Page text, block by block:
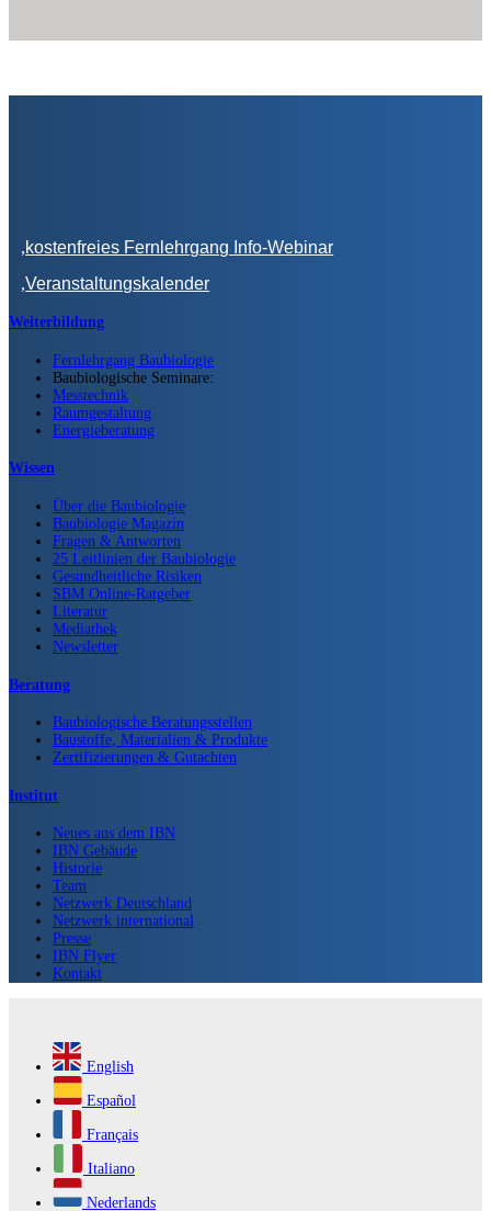
kostenfreies Fernlehrgang Info-Webinar
Veranstaltungskalender
Weiterbildung
Fernlehrgang Baubiologie
Baubiologische Seminare:
Messtechnik
Raumgestaltung
Energieberatung
Wissen
Über die Baubiologie
Baubiologie Magazin
Fragen & Antworten
25 Leitlinien der Baubiologie
Gesundheitliche Risiken
SBM Online-Ratgeber
Literatur
Mediathek
Newsletter
Beratung
Baubiologische Beratungsstellen
Baustoffe, Materialien & Produkte
Zertifizierungen & Gutachten
Institut
Neues aus dem IBN
IBN Gebäude
Historie
Team
Netzwerk Deutschland
Netzwerk international
Presse
IBN Flyer
Kontakt
English
Español
Français
Italiano
Nederlands